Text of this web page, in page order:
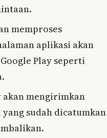
memproses
aplikasi akan
Play seperti
akan mengirimkan
sudah dicatumkan